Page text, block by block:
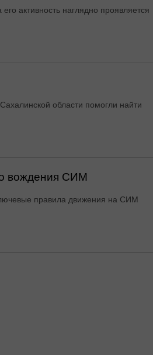
активность наглядно проявляется
области помогли найти
вождения СИМ
правила движения на СИМ